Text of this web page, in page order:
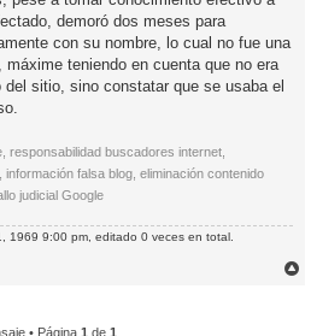
demoró dos meses para
con su nombre, lo cual no fue una
teniendo en cuenta que no era
del sitio, sino constatar que se usaba el
responsabilidad buscadores internet,
falsa blog, eliminación contenido
judicial Google
1969 9:00 pm, editado 0 veces en total.
• Página 1 de 1